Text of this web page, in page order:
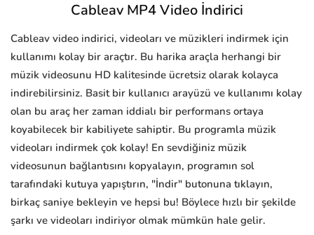
Cableav MP4 Video İndirici
Cableav video indirici, videoları ve müzikleri indirmek için
kullanımı kolay bir araçtır. Bu harika araçla herhangi bir
müzik videosunu HD kalitesinde ücretsiz olarak kolayca
indirebilirsiniz. Basit bir kullanıcı arayüzü ve kullanımı kolay
olan bu araç her zaman iddialı bir performans ortaya
koyabilecek bir kabiliyete sahiptir. Bu programla müzik
videoları indirmek çok kolay! En sevdiğiniz müzik
videosunun bağlantısını kopyalayın, programın sol
tarafındaki kutuya yapıştırın, "İndir" butonuna tıklayın,
birkaç saniye bekleyin ve hepsi bu! Böylece hızlı bir şekilde
şarkı ve videoları indiriyor olmak mümkün hale gelir.